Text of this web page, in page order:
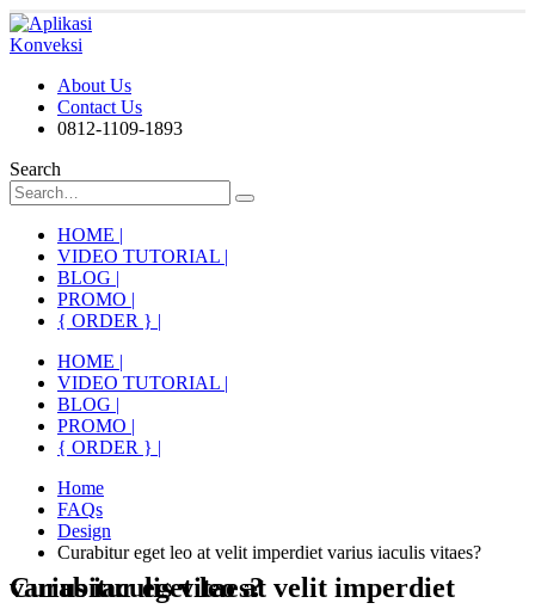
About Us
Contact Us
0812-1109-1893
Search
HOME |
VIDEO TUTORIAL |
BLOG |
PROMO |
{ ORDER } |
HOME |
VIDEO TUTORIAL |
BLOG |
PROMO |
{ ORDER } |
Home
FAQs
Design
Curabitur eget leo at velit imperdiet varius iaculis vitaes?
Curabitur eget leo at velit imperdiet varius iaculis vitaes?